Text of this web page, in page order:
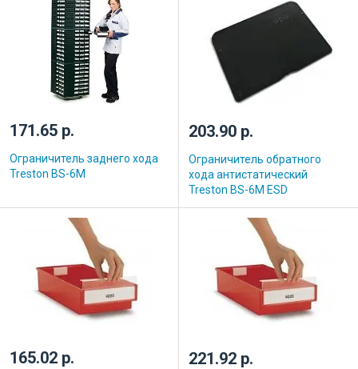
171.65 р.
Ограничитель заднего хода
Treston BS-6M
203.90 р.
Ограничитель обратного
хода антистатический
Treston BS-6M ESD
165.02 р. 221.92 р.